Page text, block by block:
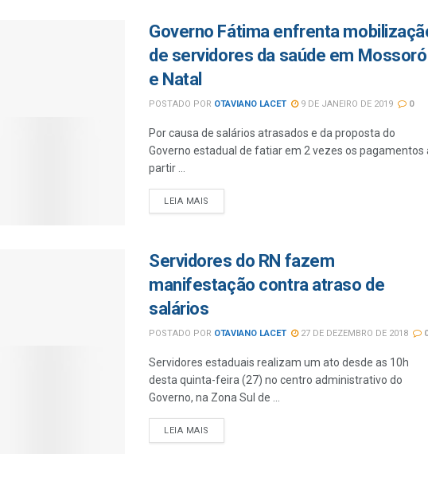
Governo Fátima enfrenta
de servidores da saúde em Mossoró
e Natal
POSTADO POR OTAVIANO LACET 9 DE JANEIRO DE 2019 0
Por causa de salários atrasados e da proposta do
Governo estadual de fatiar em 2 vezes os pagamentos
partir ...
LEIA MAIS
Servidores do RN fazem
manifestação contra atraso de
salários
POSTADO POR OTAVIANO LACET 27 DE DEZEMBRO DE 2018 0
Servidores estaduais realizam um ato desde as 10h
desta quinta-feira (27) no centro administrativo do
Governo, na Zona Sul de ...
LEIA MAIS